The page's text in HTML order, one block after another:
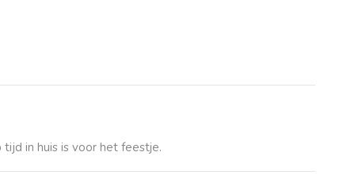
in huis is voor het feestje.